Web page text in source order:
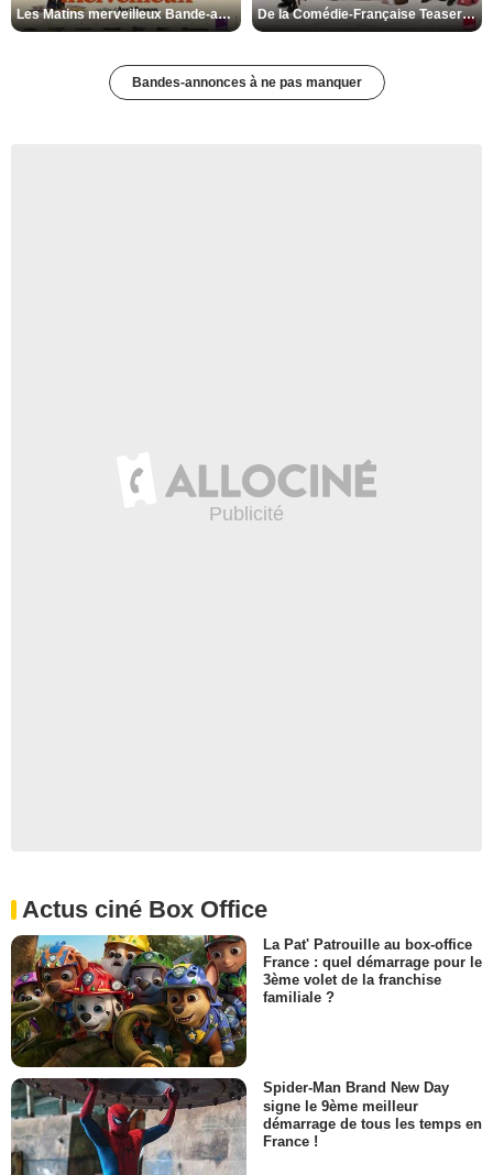
Les Matins merveilleux Bande-annonce VF De la Comédie-Française Teaser VF
Bandes-annonces à ne pas manquer
Actus ciné Box Office
La Pat' Patrouille au box-office
France : quel démarrage pour le
3ème volet de la franchise
familiale ?
Spider-Man Brand New Day
signe le 9ème meilleur
démarrage de tous les temps en
France !